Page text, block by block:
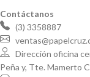
Contáctanos
(3) 3358887
Dirección oficina
Peña y, Tte. Mamerto